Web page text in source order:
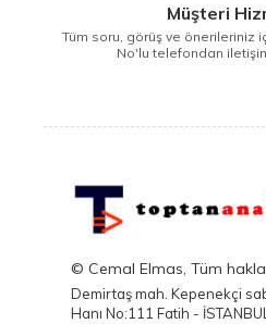
Müşteri
Tüm soru, görüş ve önerileriniz
No'lu telefondan
© Cemal Elmas, Tüm
Demirtaş mah. Kepenekçi
Hanı No:111 Fatih -